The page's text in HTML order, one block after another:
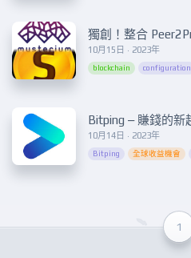
10月15日 · 2023年
blockchain configuration
10月14日 · 2023年
Bitping 全球收益機會
1